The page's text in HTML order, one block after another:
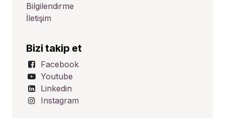
Bilgilendirme
İletişim
Bizi takip et
Facebook
Youtube
Linkedin
Instagram